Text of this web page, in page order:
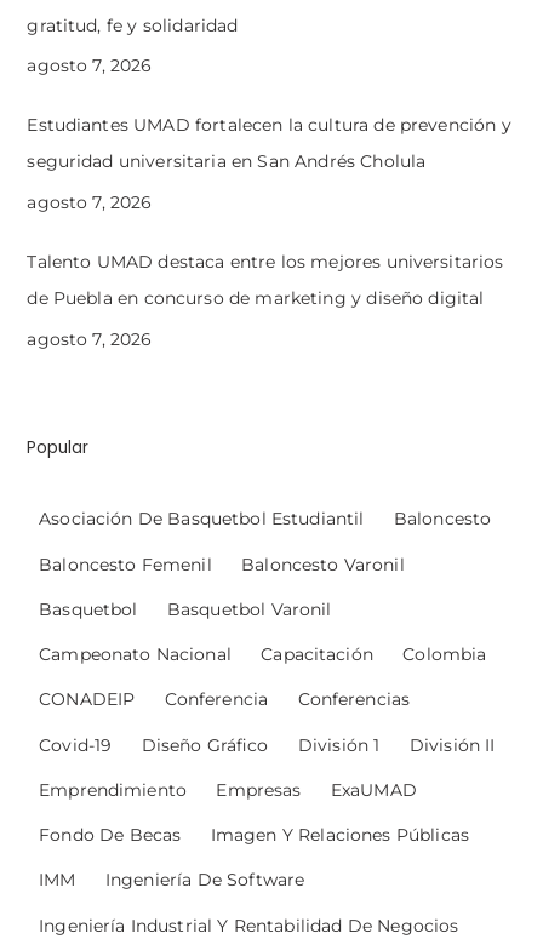
gratitud, fe y solidaridad
agosto 7, 2026
Estudiantes UMAD fortalecen la cultura de prevención y
seguridad universitaria en San Andrés Cholula
agosto 7, 2026
Talento UMAD destaca entre los mejores universitarios
de Puebla en concurso de marketing y diseño digital
agosto 7, 2026
Popular
Asociación De Basquetbol Estudiantil Baloncesto
Baloncesto Femenil Baloncesto Varonil
Basquetbol Basquetbol Varonil
Campeonato Nacional Capacitación Colombia
CONADEIP Conferencia Conferencias
Covid-19 Diseño Gráfico División 1 División II
Emprendimiento Empresas ExaUMAD
Fondo De Becas Imagen Y Relaciones Públicas
IMM Ingeniería De Software
Ingeniería Industrial Y Rentabilidad De Negocios